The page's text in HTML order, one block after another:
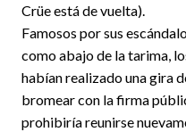
Crüe está de vuelta).
Famosos por sus
como abajo de la tarima,
habían realizado una gira
bromear con la firma
prohibiría reunirse